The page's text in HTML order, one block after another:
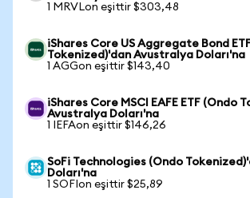
1 MRVLon eşittir $303,48
iShares Core US Aggregate Bond
Tokenized)'dan Avustralya Doları'na
1 AGGon eşittir $143,40
iShares Core MSCI EAFE ETF (Ondo
Avustralya Doları'na
1 IEFAon eşittir $146,26
SoFi Technologies (Ondo
Doları'na
1 SOFIon eşittir $25,89